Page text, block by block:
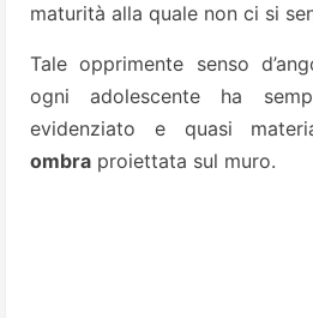
maturità alla quale non ci si
Tale opprimente senso
ogni adolescente ha
evidenziato e quasi
ombra proiettata sul muro.